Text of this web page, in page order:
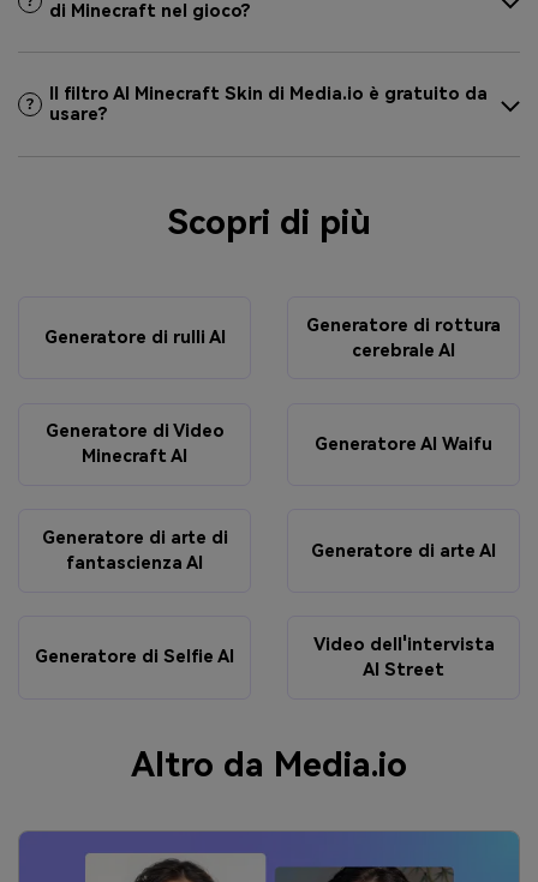
di Minecraft nel gioco?
Il filtro AI Minecraft Skin di Media.io è gratuito da
usare?
Scopri di più
Generatore di rulli AI
Generatore di rottura
cerebrale AI
Generatore di Video
Minecraft AI
Generatore AI Waifu
Generatore di arte di
fantascienza AI
Generatore di arte AI
Generatore di Selfie AI
Video dell'intervista
AI Street
Altro da Media.io